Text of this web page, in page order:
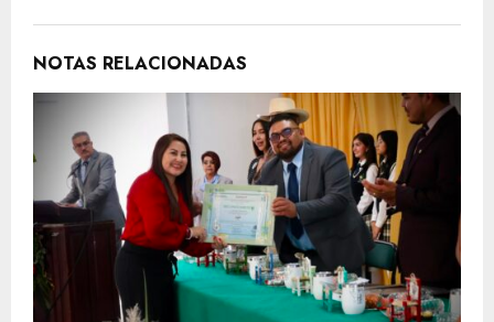
NOTAS RELACIONADAS